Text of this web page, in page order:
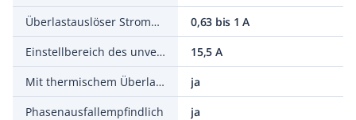
Überlastauslöser Stromeinstellung
0,63 bis 1 A
Einstellbereich des unverzögerten Kurzschlussauslösers
15,5 A
Mit thermischem Überlastschutz
ja
Phasenausfallempfindlich
ja